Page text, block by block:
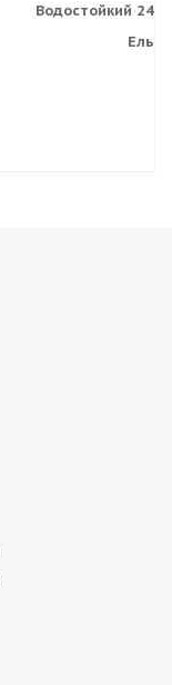
Водостойкий 24
Ель